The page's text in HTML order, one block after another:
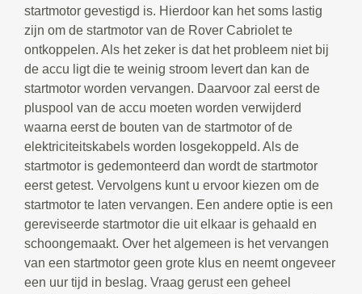
startmotor gevestigd is. Hierdoor kan het soms lastig
zijn om de startmotor van de Rover Cabriolet te
ontkoppelen. Als het zeker is dat het probleem niet bij
de accu ligt die te weinig stroom levert dan kan de
startmotor worden vervangen. Daarvoor zal eerst de
pluspool van de accu moeten worden verwijderd
waarna eerst de bouten van de startmotor of de
elektriciteitskabels worden losgekoppeld. Als de
startmotor is gedemonteerd dan wordt de startmotor
eerst getest. Vervolgens kunt u ervoor kiezen om de
startmotor te laten vervangen. Een andere optie is een
gereviseerde startmotor die uit elkaar is gehaald en
schoongemaakt. Over het algemeen is het vervangen
van een startmotor geen grote klus en neemt ongeveer
een uur tijd in beslag. Vraag gerust een geheel